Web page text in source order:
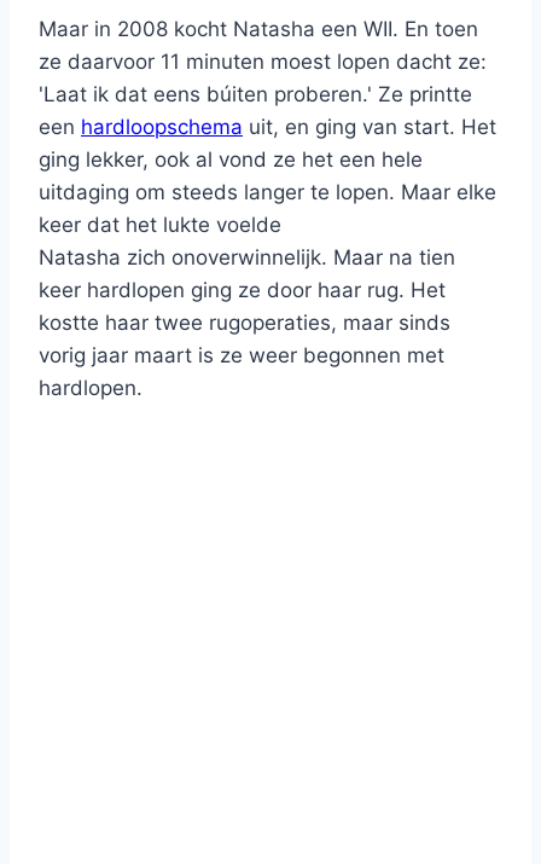
Maar in 2008 kocht Natasha een WII. En toen
ze daarvoor 11 minuten moest lopen dacht ze:
'Laat ik dat eens búiten proberen.' Ze printte
een hardloopschema uit, en ging van start. Het
ging lekker, ook al vond ze het een hele
uitdaging om steeds langer te lopen. Maar elke
keer dat het lukte voelde
Natasha zich onoverwinnelijk. Maar na tien
keer hardlopen ging ze door haar rug. Het
kostte haar twee rugoperaties, maar sinds
vorig jaar maart is ze weer begonnen met
hardlopen.